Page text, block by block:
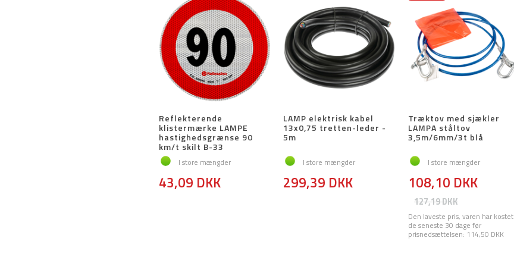
Reflekterende
klistermærke LAMPE
hastighedsgrænse 90
km/t skilt B-33
I store mængder
43,09 DKK
LAMP elektrisk kabel
13x0,75 tretten-leder -
5m
I store mængder
299,39 DKK
Træktov med sjækler
LAMPA ståltov
3,5m/6mm/3t blå
I store mængder
127,19 DKK
108,10 DKK
Den laveste pris, varen har kostet
de seneste 30 dage før
prisnedsættelsen: 114,50 DKK